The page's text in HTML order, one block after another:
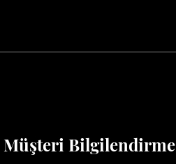
Müşteri Bilgilendirme